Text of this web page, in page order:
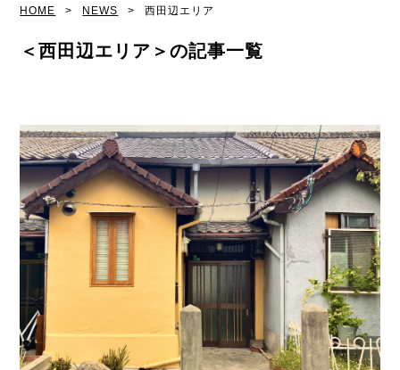
HOME NEWS 西田辺エリア
＜西田辺エリア＞の記事一覧